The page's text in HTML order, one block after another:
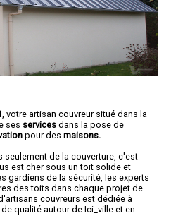
, votre artisan couvreur situé dans la
ses services dans la pose de
pour des maisons.
seulement de la couverture, c'est
est cher sous un toit solide et
gardiens de la sécurité, les experts
des toits dans chaque projet de
couvreurs est dédiée à
qualité autour de Ici_ville et en